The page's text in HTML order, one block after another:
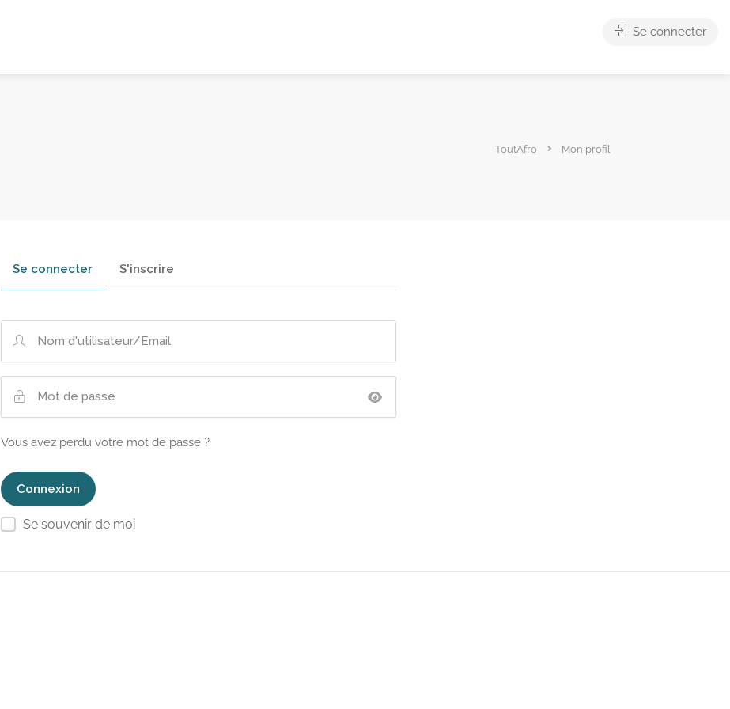
Se connecter
ToutAfro Mon profil
Se connecter S'inscrire
Vous avez perdu votre mot de passe ?
Se souvenir de moi